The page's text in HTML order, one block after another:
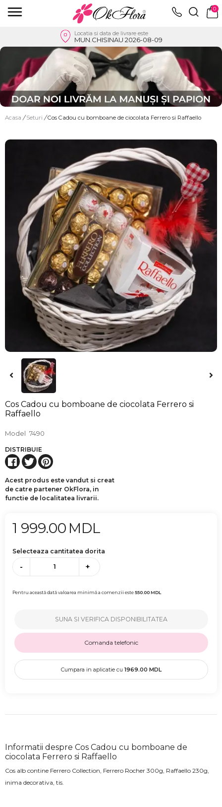
0
Locatia si data de livrare este
MUN.CHISINAU 2026-08-09
Acasa / Seturi / Cos Cadou cu bomboane de ciocolata Ferrero si Raffaello
Cos Cadou cu bomboane de ciocolata Ferrero si
Raffaello
Model 7490
DISTRIBUIE
Acest produs este vandut si creat
de catre partener OkFlora, in
functie de localitatea livrarii.
1 999.00 MDL
Selecteaza cantitatea dorita
- +
Pentru această dată valoarea minimă a comenzii este550.00MDL
SUNA SI VERIFICA DISPONIBILITATEA
Comanda telefonic
Cumpara in aplicatie cu 1969.00 MDL
Informatii despre Cos Cadou cu bomboane de
ciocolata Ferrero si Raffaello
Cos alb contine Ferrero Collection, Ferrero Rocher 300g, Raffaello 230g,
inima decorativa, tis.